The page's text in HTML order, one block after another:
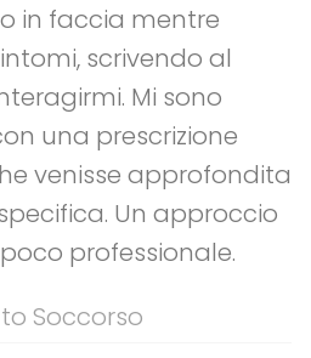
in faccia mentre
scrivendo al
Mi sono
una prescrizione
venisse approfondita
Un approccio
professionale.
Soccorso